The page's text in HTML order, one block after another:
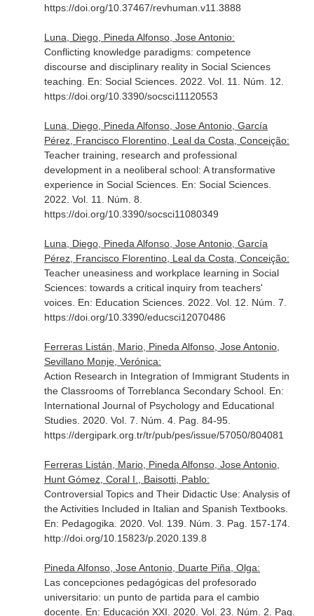
https://doi.org/10.37467/revhuman.v11.3888
Luna, Diego, Pineda Alfonso, Jose Antonio:
Conflicting knowledge paradigms: competence
discourse and disciplinary reality in Social Sciences
teaching. En: Social Sciences. 2022. Vol. 11. Núm. 12.
https://doi.org/10.3390/socsci11120553
Luna, Diego, Pineda Alfonso, Jose Antonio, García
Pérez, Francisco Florentino, Leal da Costa, Conceição:
Teacher training, research and professional
development in a neoliberal school: A transformative
experience in Social Sciences. En: Social Sciences.
2022. Vol. 11. Núm. 8.
https://doi.org/10.3390/socsci11080349
Luna, Diego, Pineda Alfonso, Jose Antonio, García
Pérez, Francisco Florentino, Leal da Costa, Conceição:
Teacher uneasiness and workplace learning in Social
Sciences: towards a critical inquiry from teachers'
voices. En: Education Sciences. 2022. Vol. 12. Núm. 7.
https://doi.org/10.3390/educsci12070486
Ferreras Listán, Mario, Pineda Alfonso, Jose Antonio,
Sevillano Monje, Verónica:
Action Research in Integration of Immigrant Students in
the Classrooms of Torreblanca Secondary School. En:
International Journal of Psychology and Educational
Studies. 2020. Vol. 7. Núm. 4. Pag. 84-95.
https://dergipark.org.tr/tr/pub/pes/issue/57050/804081
Ferreras Listán, Mario, Pineda Alfonso, Jose Antonio,
Hunt Gómez, Coral I., Baisotti, Pablo:
Controversial Topics and Their Didactic Use: Analysis of
the Activities Included in Italian and Spanish Textbooks.
En: Pedagogika . 2020. Vol. 139. Núm. 3. Pag. 157-174.
http://doi.org/10.15823/p.2020.139.8
Pineda Alfonso, Jose Antonio, Duarte Piña, Olga:
Las concepciones pedagógicas del profesorado
universitario: un punto de partida para el cambio
docente. En: Educación XXI . 2020. Vol. 23. Núm. 2. Pag.